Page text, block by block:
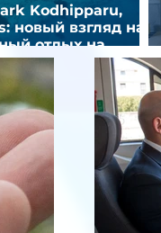
Kodhipparu,
новый взгляд на
отдых на